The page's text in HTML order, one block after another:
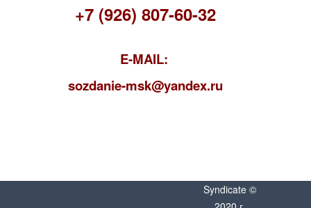
+7 (926) 807-60-32
E-MAIL:
sozdanie-msk@yandex.ru
Syndicate ©